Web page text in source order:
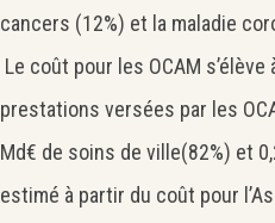
cancers (12%) et la maladie
Le coût pour les OCAM
prestations versées par les
Md€ de soins de ville(82%) et
estimé à partir du coût pour